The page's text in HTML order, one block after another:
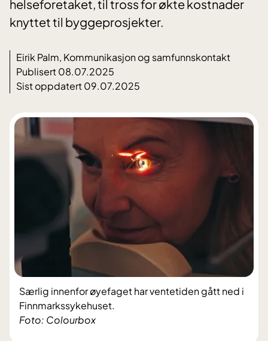
helseforetaket, til tross for økte kostnader
knyttet til byggeprosjekter.
Eirik Palm, Kommunikasjon og samfunnskontakt
Publisert 08.07.2025
Sist oppdatert 09.07.2025
Foto: Colourbox
Særlig innenfor øyefaget har ventetiden gått ned i
Finnmarkssykehuset.